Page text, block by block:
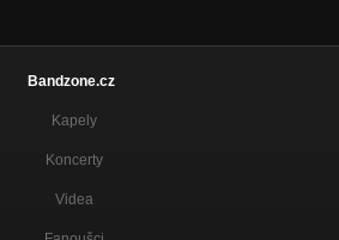
Bandzone.cz
Kapely
Koncerty
Videa